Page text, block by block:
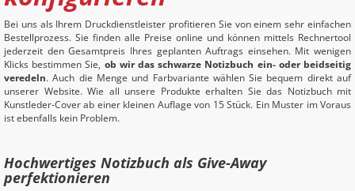
Bei uns als Ihrem Druckdienstleister profitieren Sie von einem sehr einfachen
Bestellprozess. Sie finden alle Preise online und können mittels Rechnertool
jederzeit den Gesamtpreis Ihres geplanten Auftrags einsehen. Mit wenigen
Klicks bestimmen Sie, ob wir das schwarze Notizbuch ein- oder beidseitig
veredeln. Auch die Menge und Farbvariante wählen Sie bequem direkt auf
unserer Website. Wie all unsere Produkte erhalten Sie das Notizbuch mit
Kunstleder-Cover ab einer kleinen Auflage von 15 Stück. Ein Muster im Voraus
ist ebenfalls kein Problem.
Hochwertiges Notizbuch als Give-Away
perfektionieren